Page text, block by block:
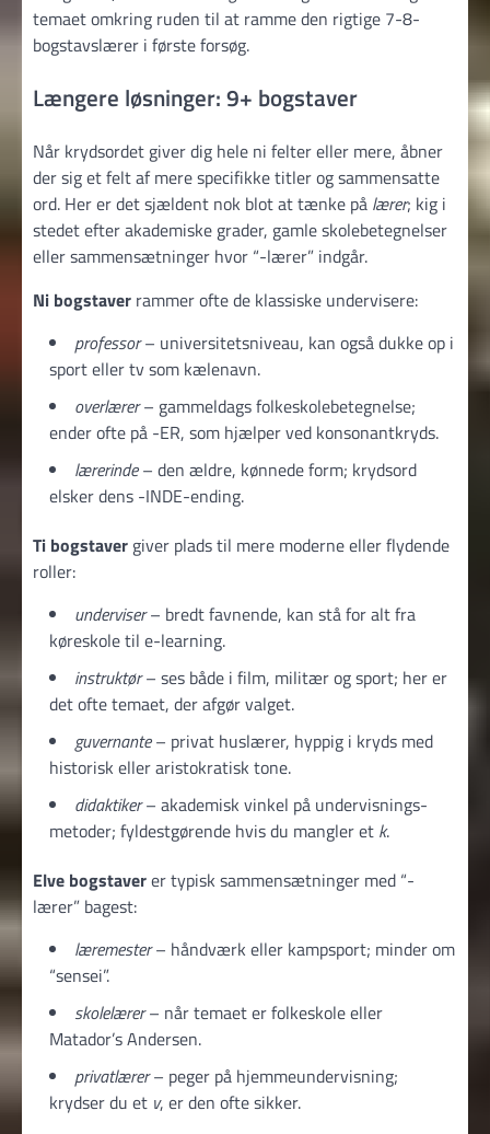
temaet omkring ruden til at ramme den rigtige 7-8-
bogstavslærer i første forsøg.
Længere løsninger: 9+ bogstaver
Når krydsordet giver dig hele ni felter eller mere, åbner
der sig et felt af mere specifikke titler og sammensatte
ord. Her er det sjældent nok blot at tænke på lærer; kig i
stedet efter akademiske grader, gamle skolebetegnelser
eller sammensætninger hvor “-lærer” indgår.
Ni bogstaver rammer ofte de klassiske undervisere:
professor– universitetsniveau, kan også dukke op i
sport eller tv som kælenavn.
overlærer– gammeldags folkeskolebetegnelse;
ender ofte på ­-ER, som hjælper ved konsonantkryds.
lærerinde– den ældre, kønnede form; krydsord
elsker dens ­-INDE-ending.
Ti bogstaver giver plads til mere moderne eller flydende
roller:
underviser– bredt favnende, kan stå for alt fra
køreskole til e-learning.
instruktør– ses både i film, militær og sport; her er
det ofte temaet, der afgør valget.
guvernante– privat huslærer, hyppig i kryds med
historisk eller aristokratisk tone.
didaktiker– akademisk vinkel på undervisnings­
metoder; fyldestgørende hvis du mangler et k.
Elve bogstaverer typisk sammensætninger med “-
lærer” bagest:
læremester– håndværk eller kampsport; minder om
“sensei”.
skolelærer– når temaet er folkeskole eller
Matador’s Andersen.
privatlærer– peger på hjemmeundervisning;
krydser du et v, er den ofte sikker.